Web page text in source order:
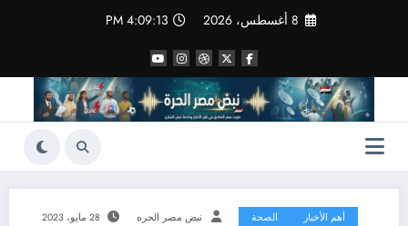
8 أغسطس، 2026 4:09:14 PM
أهم الأخبار الصحة نبض مصر الحره 28 مايو، 2023